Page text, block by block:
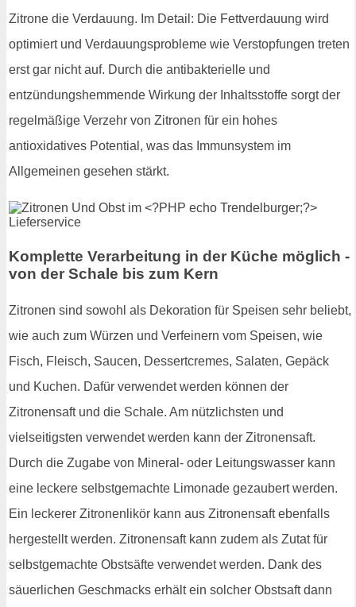
Zitrone die Verdauung. Im Detail: Die Fettverdauung wird
optimiert und Verdauungsprobleme wie Verstopfungen treten
erst gar nicht auf. Durch die antibakterielle und
entzündungshemmende Wirkung der Inhaltsstoffe sorgt der
regelmäßige Verzehr von Zitronen für ein hohes
antioxidatives Potential, was das Immunsystem im
Allgemeinen gesehen stärkt.
Komplette Verarbeitung in der Küche möglich -
von der Schale bis zum Kern
Zitronen sind sowohl als Dekoration für Speisen sehr beliebt,
wie auch zum Würzen und Verfeinern vom Speisen, wie
Fisch, Fleisch, Saucen, Dessertcremes, Salaten, Gepäck
und Kuchen. Dafür verwendet werden können der
Zitronensaft und die Schale. Am nützlichsten und
vielseitigsten verwendet werden kann der Zitronensaft.
Durch die Zugabe von Mineral- oder Leitungswasser kann
eine leckere selbstgemachte Limonade gezaubert werden.
Ein leckerer Zitronenlikör kann aus Zitronensaft ebenfalls
hergestellt werden. Zitronensaft kann zudem als Zutat für
selbstgemachte Obstsäfte verwendet werden. Dank des
säuerlichen Geschmacks erhält ein solcher Obstsaft dann